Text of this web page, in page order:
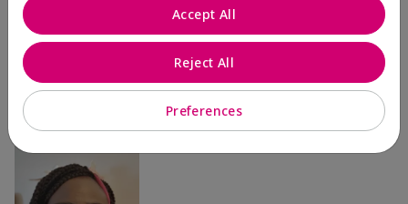
Antes
Después
Después
Preferences
Reject All
Accept All